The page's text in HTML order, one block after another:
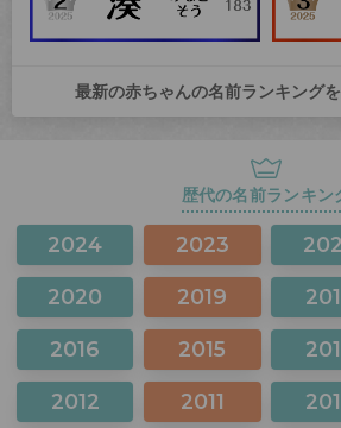
最新の赤ちゃんの名前ランキング
歴代の名前ランキン
2024 2023
2020 2019
2016 2015
2012 2011